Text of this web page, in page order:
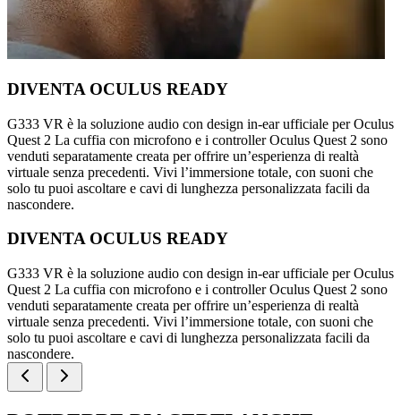
DIVENTA OCULUS READY
G333 VR è la soluzione audio con design in-ear ufficiale per Oculus
Quest 2 La cuffia con microfono e i controller Oculus Quest 2 sono
venduti separatamente creata per offrire un’esperienza di realtà
virtuale senza precedenti. Vivi l’immersione totale, con suoni che
solo tu puoi ascoltare e cavi di lunghezza personalizzata facili da
nascondere.
DIVENTA OCULUS READY
G333 VR è la soluzione audio con design in-ear ufficiale per Oculus
Quest 2 La cuffia con microfono e i controller Oculus Quest 2 sono
venduti separatamente creata per offrire un’esperienza di realtà
virtuale senza precedenti. Vivi l’immersione totale, con suoni che
solo tu puoi ascoltare e cavi di lunghezza personalizzata facili da
nascondere.